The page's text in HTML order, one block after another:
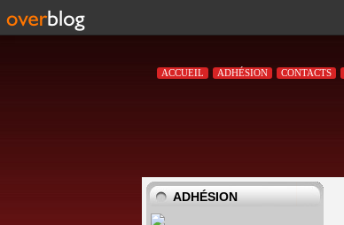
ACCUEIL ADHÉSION CONTACTS
ADHÉSION